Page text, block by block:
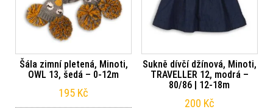
Šála zimní pletená, Minoti,
OWL 13, šedá – 0-12m
195 Kč
Sukně dívčí džínová, Minoti,
TRAVELLER 12, modrá –
80/86 | 12-18m
200 Kč